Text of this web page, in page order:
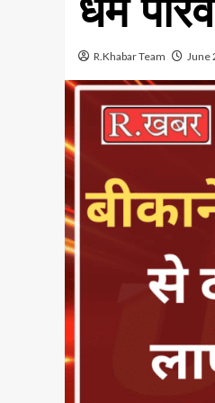
धर्म
R.Khabar Team June